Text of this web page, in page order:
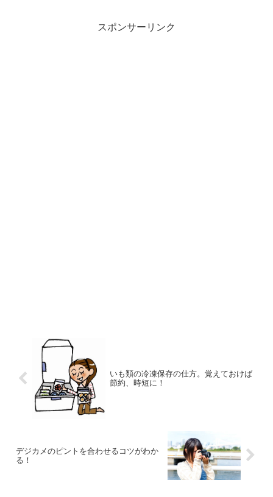
スポンサーリンク
いも類の冷凍保存の仕方。覚えておけば
節約、時短に！
デジカメのピントを合わせるコツがわか
る！